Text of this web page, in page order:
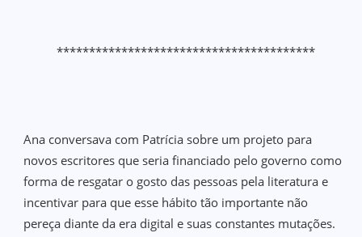
****************************************
Ana conversava com Patrícia sobre um projeto para
novos escritores que seria financiado pelo governo como
forma de resgatar o gosto das pessoas pela literatura e
incentivar para que esse hábito tão importante não
pereça diante da era digital e suas constantes mutações.